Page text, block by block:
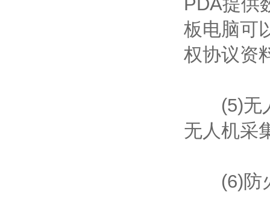
板电脑可
权协议资
(5)无人
无人机采
(6)防火